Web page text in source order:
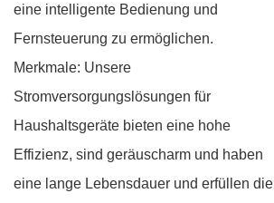
eine intelligente Bedienung und
Fernsteuerung zu ermöglichen.
Merkmale: Unsere
Stromversorgungslösungen für
Haushaltsgeräte bieten eine hohe
Effizienz, sind geräuscharm und haben
eine lange Lebensdauer und erfüllen die